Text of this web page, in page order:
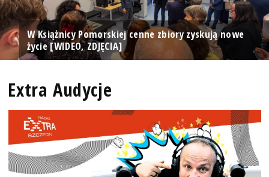
W Książnicy Pomorskiej cenne zbiory zyskują nowe
życie [WIDEO, ZDJĘCIA]
Extra Audycje